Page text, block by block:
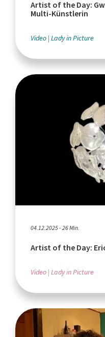
Artist of the Day:
Multi-Künstlerin
Video Lady in Picture
04.12.2025 - 26 Min.
Artist of the Day:
Video Lady in Picture